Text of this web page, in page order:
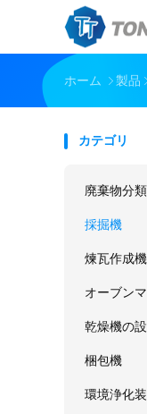
ホーム 製品
カテゴリ
廃棄物分
採掘機
煉瓦作成
オーブン
乾燥機の
梱包機
環境浄化